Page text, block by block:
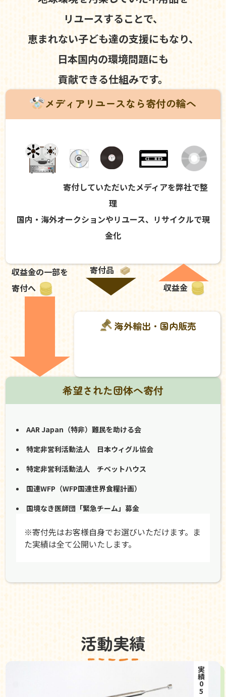
リユースすることで、
恵まれない子ども達の支援にもなり、
日本国内の環境問題にも
貢献できる仕組みです。
メディアリユースなら寄付の輪へ
寄付していただいたメディアを弊社で整
理
国内・海外オークションやリユース、リサイクルで現
金化
収益金の一部を
寄付へ
寄付品
収益金
海外輸出・国内販売
希望された団体へ寄付
AAR Japan（特非）難民を助ける会
特定非営利活動法人 日本ウィグル協会
特定非営利活動法人 チベットハウス
国連WFP（WFP国連世界食糧計画）
国境なき医師団「緊急チーム」募金
※寄付先はお客様自身でお選びいただけます。ま
た実績は全て公開いたします。
活動実績
実績05